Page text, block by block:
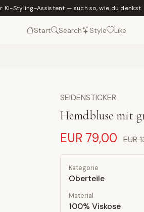
KI-Styling-Assistent — such so, wie du denkst.
Start Search Style Like
SEIDENSTICKER
Hemdbluse mit
EUR 79,00 EUR
Kategorie
Oberteile
Material
100% Viskose